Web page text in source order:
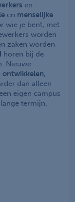
en
en menselijke
wie je bent, met
worden
zaken worden
horen bij de
Nieuwe
ontwikkelen;
dan alleen
eigen campus
termijn.